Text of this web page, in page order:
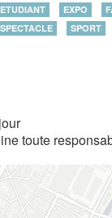
ETUDIANT
EXPO
SPECTACLE
SPORT
toute